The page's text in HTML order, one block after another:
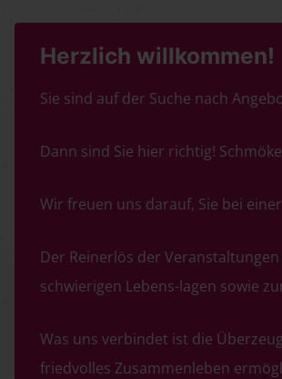
Herzlich willkommen!
Sie sind auf der Suche nach
Dann sind Sie hier richtig!
Wir freuen uns darauf, Sie bei
Der Reinerlös der
schwierigen Lebens-lagen sowie
Was uns verbindet ist die
friedvolles Zusammenleben